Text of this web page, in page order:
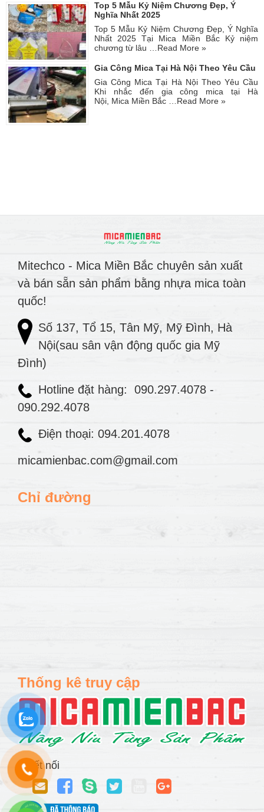
Top 5 Mẫu Kỷ Niệm Chương Đẹp, Ý
Nghĩa Nhất 2025
Top 5 Mẫu Kỷ Niệm Chương Đẹp, Ý Nghĩa
Nhất 2025 Tại Mica Miền Bắc Kỷ niệm
chương từ lâu … Read More »
Gia Công Mica Tại Hà Nội Theo Yêu Cầu
Gia Công Mica Tại Hà Nội Theo Yêu Cầu
Khi nhắc đến gia công mica tại Hà
Nội, Mica Miền Bắc …Read More »
Mitechco - Mica Miền Bắc chuyên sản xuất
và bán sẵn sản phẩm bằng nhựa mica toàn
quốc!
Số 137, Tổ 15, Tân Mỹ, Mỹ Đình, Hà
Nội(sau sân vận động quốc gia Mỹ
Đình)
Hotline đặt hàng: 090.297.4078 -
090.292.4078
Điện thoại: 094.201.4078
micamienbac.com@gmail.com
Chỉ đường
Thống kê truy cập
Kết nối